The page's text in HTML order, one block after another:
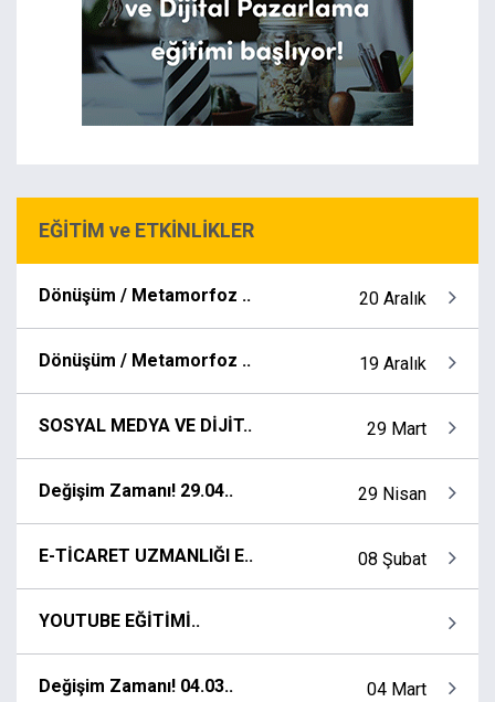
EĞİTİM ve ETKİNLİKLER
Dönüşüm / Metamorfoz .. 20 Aralık
Dönüşüm / Metamorfoz .. 19 Aralık
SOSYAL MEDYA VE DİJİT.. 29 Mart
Değişim Zamanı! 29.04.. 29 Nisan
E-TİCARET UZMANLIĞI E.. 08 Şubat
YOUTUBE EĞİTİMİ..
Değişim Zamanı! 04.03.. 04 Mart